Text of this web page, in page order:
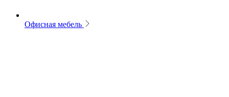
Офисная мебель